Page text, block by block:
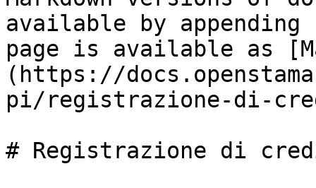
available by
page is available as
(https://
pi/registrazione-di-
# Registrazione di